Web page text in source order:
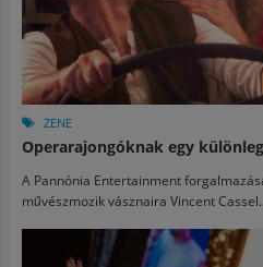
ZENE
Operarajongóknak egy
A Pannónia Entertainment
művészmozik vásznaira Vincent